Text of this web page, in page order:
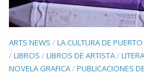
ARTS NEWS /LA CULTURA DE
/LIBROS /LIBROS DE ARTISTA/
NOVELA GRAFICA/PUBLICACIONES